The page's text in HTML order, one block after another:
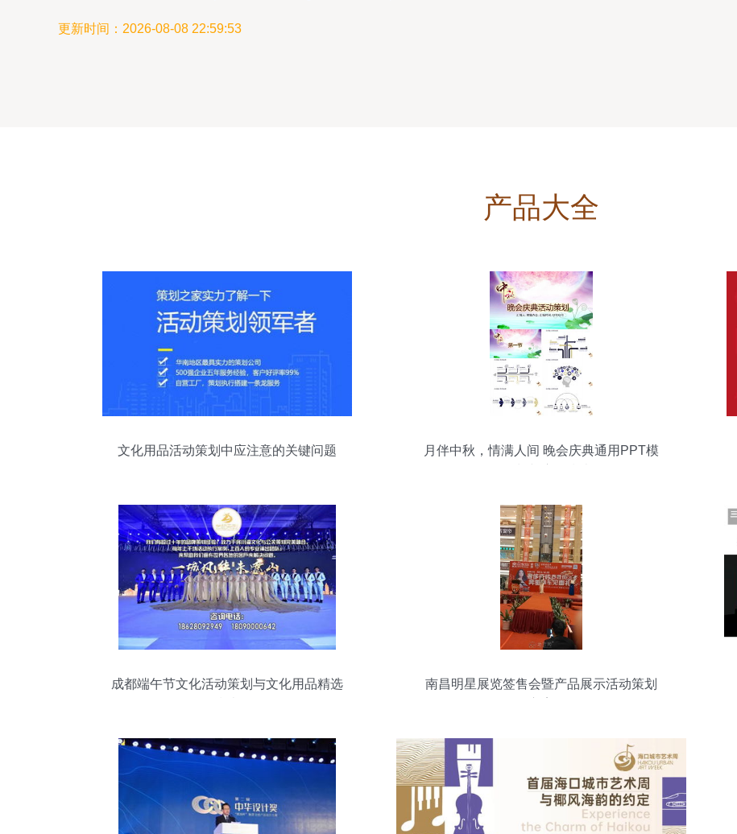
更新时间：2026-08-08 22:59:53
产品大全
文化用品活动策划中应注意的关键问题
月伴中秋，情满人间 晚会庆典通用PPT模
成都端午节文化活动策划与文化用品精选
南昌明星展览签售会暨产品展示活动策划